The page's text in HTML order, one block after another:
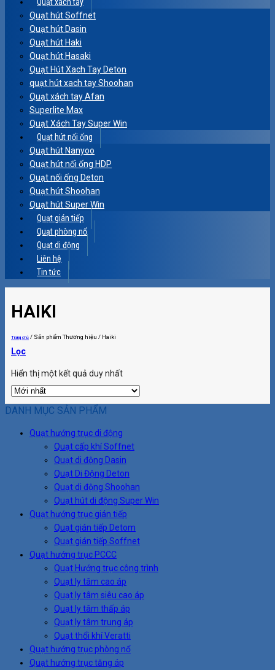
Quạt hút Soffnet
Quạt hút Dasin
Quạt hút Haki
Quạt hút Hasaki
Quạt Hút Xach Tay Deton
quạt hút xach tay Shoohan
Quạt xách tay Afan
Superlite Max
Quạt Xách Tay Super Win
Quạt hút nối ống
Quạt hút Nanyoo
Quạt hút nối ống HDP
Quạt nối ống Deton
Quạt hút Shoohan
Quạt hút Super Win
Quạt gián tiếp
Quạt phòng nổ
Quạt di động
Liên hệ
Tin tức
HAIKI
Trang chủ / Sản phẩm Thương hiệu / Haiki
Lọc
Hiển thị một kết quả duy nhất
DANH MỤC SẢN PHẨM
Quạt hướng trục di động
Quạt cấp khí Soffnet
Quạt di động Dasin
Quạt Di Động Deton
Quạt di động Shoohan
Quạt hút di động Super Win
Quạt hướng trục gián tiếp
Quạt gián tiếp Detom
Quạt gián tiếp Soffnet
Quạt hướng trục PCCC
Quạt Hướng trục công trình
Quạt ly tâm cao áp
Quạt ly tâm siêu cao áp
Quạt ly tâm thấp áp
Quạt ly tâm trung áp
Quạt thổi khí Veratti
Quạt hướng trục phòng nổ
Quạt hướng trục tăng áp